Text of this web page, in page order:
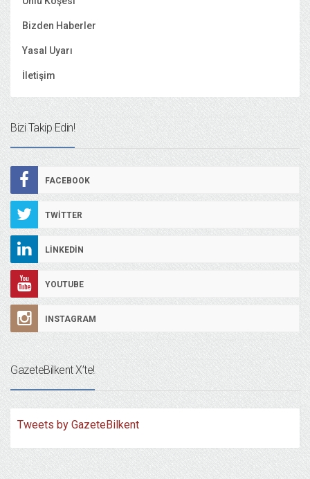
Bizden Haberler
Yasal Uyarı
İletişim
Bizi Takip Edin!
FACEBOOK
TWITTER
LINKEDIN
YOUTUBE
INSTAGRAM
GazeteBilkent X’te!
Tweets by GazeteBilkent